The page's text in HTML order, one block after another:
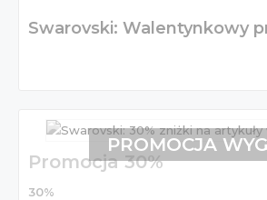
Swarovski: Walentynkowy
Promocja 30%
30%
PROMOCJA